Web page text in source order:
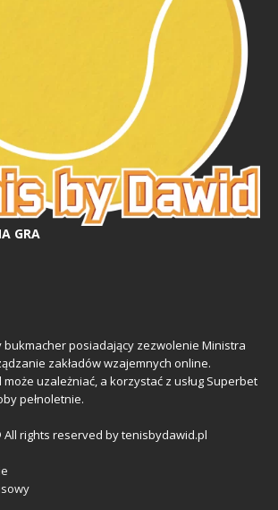
GRA
bukmacher posiadający zezwolenie Ministra
zakładów wzajemnych online.
uzależniać, a korzystać z usług Superbet
pełnoletnie.
rights reserved by tenisbydawid.pl